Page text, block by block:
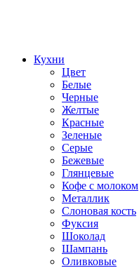
Кухни
Цвет
Белые
Черные
Желтые
Красные
Зеленые
Серые
Бежевые
Глянцевые
Кофе с молоком
Металлик
Слоновая кость
Фуксия
Шоколад
Шампань
Оливковые